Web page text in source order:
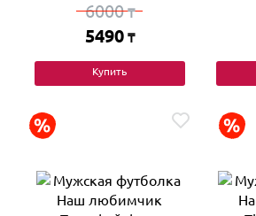
6000₸
5490 ₸
Купить